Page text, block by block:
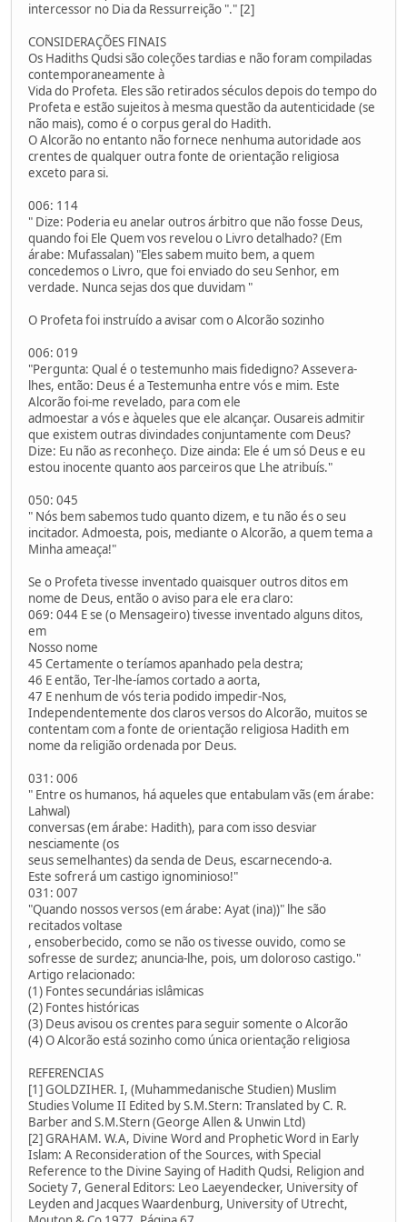
intercessor no Dia da Ressurreição "." [2]
CONSIDERAÇÕES FINAIS
Os Hadiths Qudsi são coleções tardias e não foram compiladas
contemporaneamente à
Vida do Profeta. Eles são retirados séculos depois do tempo do
Profeta e estão sujeitos à mesma questão da autenticidade (se
não mais), como é o corpus geral do Hadith.
O Alcorão no entanto não fornece nenhuma autoridade aos
crentes de qualquer outra fonte de orientação religiosa
exceto para si.
006: 114
" Dize: Poderia eu anelar outros árbitro que não fosse Deus,
quando foi Ele Quem vos revelou o Livro detalhado? (Em
árabe: Mufassalan) "Eles sabem muito bem, a quem
concedemos o Livro, que foi enviado do seu Senhor, em
verdade. Nunca sejas dos que duvidam "
O Profeta foi instruído a avisar com o Alcorão sozinho
006: 019
"Pergunta: Qual é o testemunho mais fidedigno? Assevera-
lhes, então: Deus é a Testemunha entre vós e mim. Este
Alcorão foi-me revelado, para com ele
admoestar a vós e àqueles que ele alcançar. Ousareis admitir
que existem outras divindades conjuntamente com Deus?
Dize: Eu não as reconheço. Dize ainda: Ele é um só Deus e eu
estou inocente quanto aos parceiros que Lhe atribuís."
050: 045
" Nós bem sabemos tudo quanto dizem, e tu não és o seu
incitador. Admoesta, pois, mediante o Alcorão, a quem tema a
Minha ameaça!"
Se o Profeta tivesse inventado quaisquer outros ditos em
nome de Deus, então o aviso para ele era claro:
069: 044 E se (o Mensageiro) tivesse inventado alguns ditos,
em
Nosso nome
45 Certamente o teríamos apanhado pela destra;
46 E então, Ter-lhe-íamos cortado a aorta,
47 E nenhum de vós teria podido impedir-Nos,
Independentemente dos claros versos do Alcorão, muitos se
contentam com a fonte de orientação religiosa Hadith em
nome da religião ordenada por Deus.
031: 006
" Entre os humanos, há aqueles que entabulam vãs (em árabe:
Lahwal)
conversas (em árabe: Hadith), para com isso desviar
nesciamente (os
seus semelhantes) da senda de Deus, escarnecendo-a.
Este sofrerá um castigo ignominioso!"
031: 007
"Quando nossos versos (em árabe: Ayat (ina))" lhe são
recitados voltase
, ensoberbecido, como se não os tivesse ouvido, como se
sofresse de surdez; anuncia-lhe, pois, um doloroso castigo."
Artigo relacionado:
(1) Fontes secundárias islâmicas
(2) Fontes históricas
(3) Deus avisou os crentes para seguir somente o Alcorão
(4) O Alcorão está sozinho como única orientação religiosa
REFERENCIAS
[1] GOLDZIHER. I, (Muhammedanische Studien) Muslim
Studies Volume II Edited by S.M.Stern: Translated by C. R.
Barber and S.M.Stern (George Allen & Unwin Ltd)
[2] GRAHAM. W.A, Divine Word and Prophetic Word in Early
Islam: A Reconsideration of the Sources, with Special
Reference to the Divine Saying of Hadith Qudsi, Religion and
Society 7, General Editors: Leo Laeyendecker, University of
Leyden and Jacques Waardenburg, University of Utrecht,